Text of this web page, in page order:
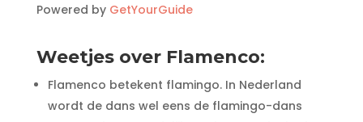
Powered by GetYourGuide
Weetjes over Flamenco:
Flamenco betekent flamingo. In Nederland
wordt de dans wel eens de flamingo-dans